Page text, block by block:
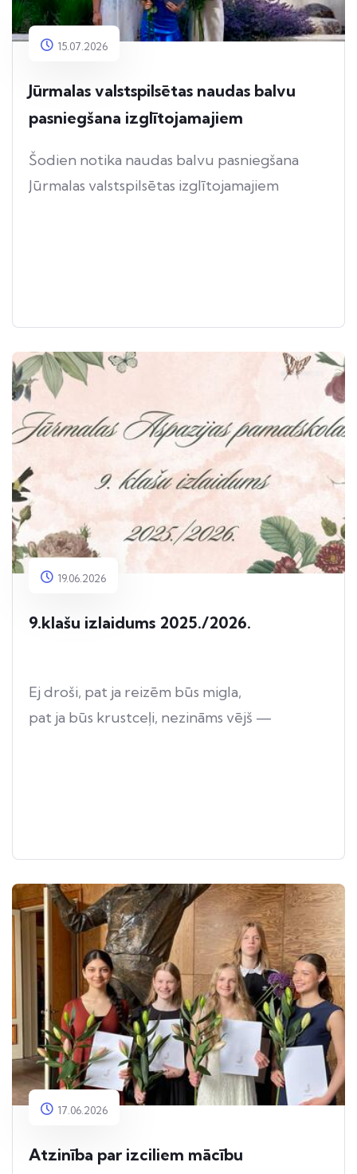
15.07.2026
Jūrmalas valstspilsētas naudas balvu
pasniegšana izglītojamajiem
Šodien notika naudas balvu pasniegšana
Jūrmalas valstspilsētas izglītojamajiem
19.06.2026
9.klašu izlaidums 2025./2026.
Ej droši, pat ja reizēm būs migla,
pat ja būs krustceļi, nezināms vējš —
17.06.2026
Atzinība par izciliem mācību